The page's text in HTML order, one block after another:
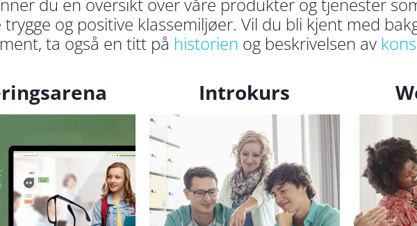
trygge og positive klassemiljøer. Vil du bli kjent med
ta også en titt på historien og beskrivelsen av
Introkurs